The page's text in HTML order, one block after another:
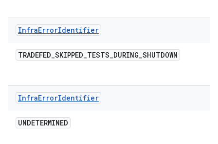
InfraErrorIdentifier
TRADEFED_SKIPPED_TESTS_DURING_SHUTDOWN
InfraErrorIdentifier
UNDETERMINED